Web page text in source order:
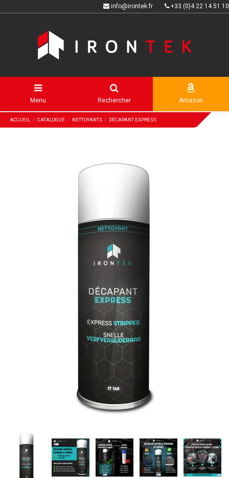
info@irontek.fr +33 (0)4 22 14 51 10
Menu Rechercher Amazon
ACCUEIL CATALOGUE NETTOYANTS DÉCAPANT EXPRESS